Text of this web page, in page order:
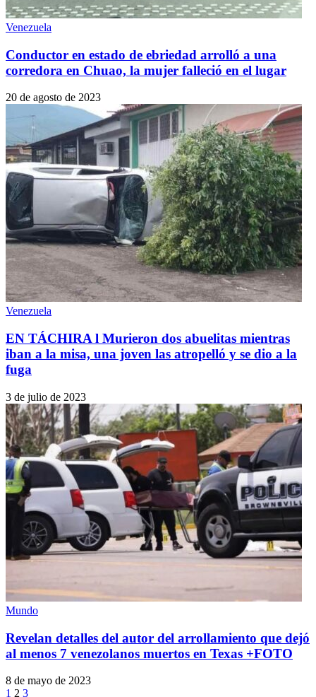
Venezuela
Conductor en estado de ebriedad arrolló a una
corredora en Chuao, la mujer falleció en el lugar
20 de agosto de 2023
Venezuela
EN TÁCHIRA l Murieron dos abuelitas mientras
iban a la misa, una joven las atropelló y se dio a la
fuga
3 de julio de 2023
Mundo
Revelan detalles del autor del arrollamiento que dejó
al menos 7 venezolanos muertos en Texas +FOTO
8 de mayo de 2023
1 2 3